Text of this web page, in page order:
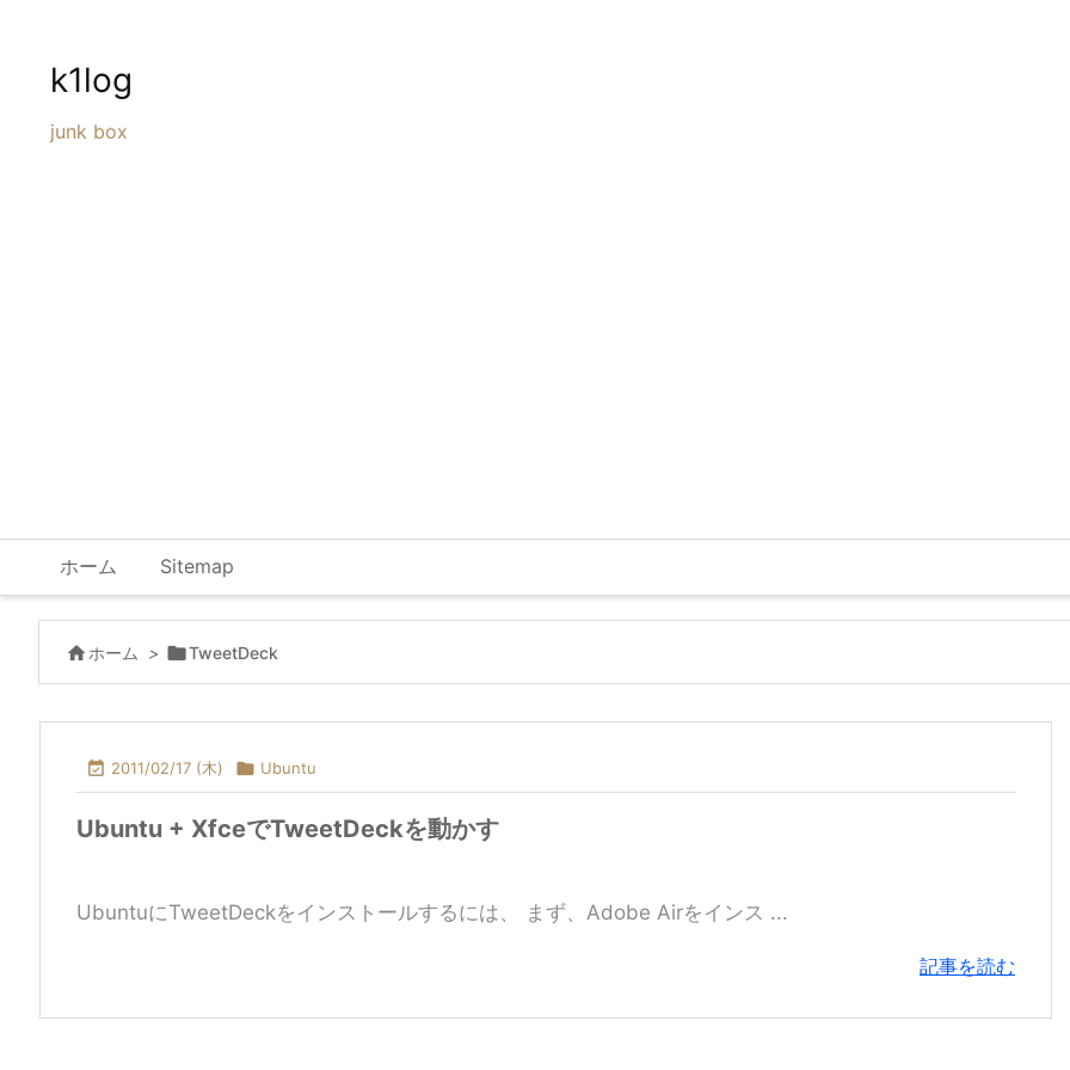
k1log
junk box
ホーム Sitemap
ホーム > TweetDeck
 2011/02/17 (木)  Ubuntu
Ubuntu + XfceでTweetDeckを動かす
UbuntuにTweetDeckをインストールするには、 まず、Adobe Airをインス ...
記事を読む